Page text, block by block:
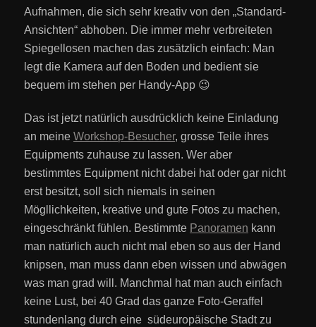
Aufnahmen, die sich sehr kreativ von den „Standard-
Ansichten“ abhoben. Die immer mehr verbreiteten
Spiegellosen machen das zusätzlich einfach: Man
legt die Kamera auf den Boden und bedient sie
bequem im stehen per Handy-App 😉
Das ist jetzt natürlich ausdrücklich keine Einladung
an meineWorkshop-Besucher, grosse Teile ihres
Equipments zuhause zu lassen. Wer aber
bestimmtes Equipment nicht dabei hat oder gar nicht
erst besitzt, soll sich niemals in seinen
Mögllichkeiten, kreative und gute Fotos zu machen,
eingeschränkt fühlen. Bestimmte Panoramen kann
man natürlich auch nicht mal eben so aus der Hand
knipsen, man muss dann eben wissen und abwägen
was man grad will. Manchmal hat man auch einfach
keine Lust, bei 40 Grad das ganze Foto-Geraffel
stundenlang durch eine südeuropäische Stadt zu